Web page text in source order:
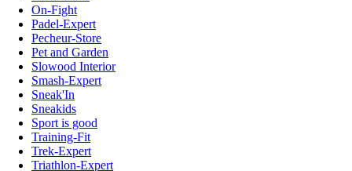
On-Fight
Padel-Expert
Pecheur-Store
Pet and Garden
Slowood Interior
Smash-Expert
Sneak'In
Sneakids
Sport is good
Training-Fit
Trek-Expert
Triathlon-Expert